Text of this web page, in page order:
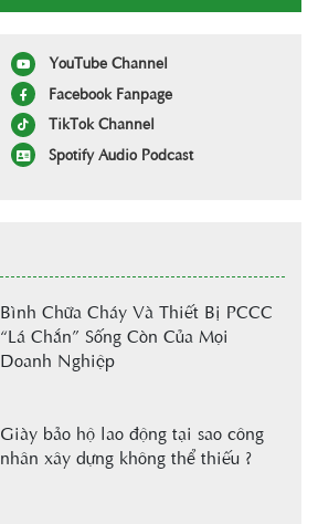
YouTube Channel
Facebook Fanpage
TikTok Channel
Spotify Audio Podcast
Bình Chữa Cháy Và Thiết Bị PCCC
“Lá Chắn” Sống Còn Của Mọi
Doanh Nghiệp
Giày bảo hộ lao động tại sao công
nhân xây dựng không thể thiếu ?